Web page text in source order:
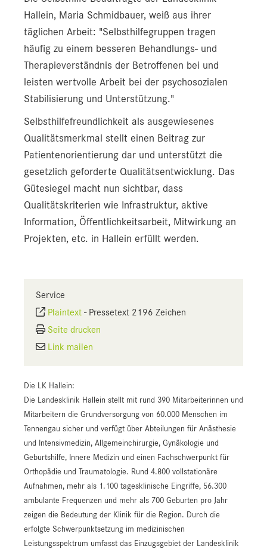
Hallein, Maria Schmidbauer, weiß aus ihrer
täglichen Arbeit: "Selbsthilfegruppen tragen
häufig zu einem besseren Behandlungs- und
Therapieverständnis der Betroffenen bei und
leisten wertvolle Arbeit bei der psychosozialen
Stabilisierung und Unterstützung."
Selbsthilfefreundlichkeit als ausgewiesenes
Qualitätsmerkmal stellt einen Beitrag zur
Patientenorientierung dar und unterstützt die
gesetzlich geforderte Qualitätsentwicklung. Das
Gütesiegel macht nun sichtbar, dass
Qualitätskriterien wie Infrastruktur, aktive
Information, Öffentlichkeitsarbeit, Mitwirkung an
Projekten, etc. in Hallein erfüllt werden.
Service
Plaintext - Pressetext 2196 Zeichen
Seite drucken
Link mailen
Die LK Hallein:
Die Landesklinik Hallein stellt mit rund 390 Mitarbeiterinnen und
Mitarbeitern die Grundversorgung von 60.000 Menschen im
Tennengau sicher und verfügt über Abteilungen für Anästhesie
und Intensivmedizin, Allgemeinchirurgie, Gynäkologie und
Geburtshilfe, Innere Medizin und einen Fachschwerpunkt für
Orthopädie und Traumatologie. Rund 4.800 vollstationäre
Aufnahmen, mehr als 1.100 tagesklinische Eingriffe, 56.300
ambulante Frequenzen und mehr als 700 Geburten pro Jahr
zeigen die Bedeutung der Klinik für die Region. Durch die
erfolgte Schwerpunktsetzung im medizinischen
Leistungsspektrum umfasst das Einzugsgebiet der Landesklinik